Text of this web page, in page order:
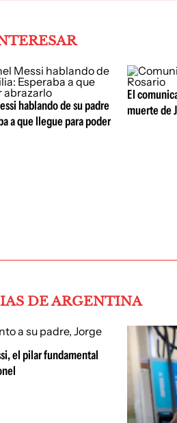
hablando de su padre
a que llegue para poder
El
muerte de
DE ARGENTINA
el pilar fundamental